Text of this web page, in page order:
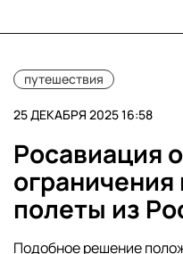
путешествия
25 ДЕКАБРЯ 2025 16:58
Росавиация
полеты из
Подобное решение